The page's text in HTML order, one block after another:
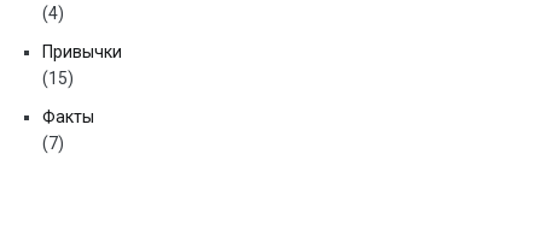
(4)
Привычки
(15)
Факты
(7)